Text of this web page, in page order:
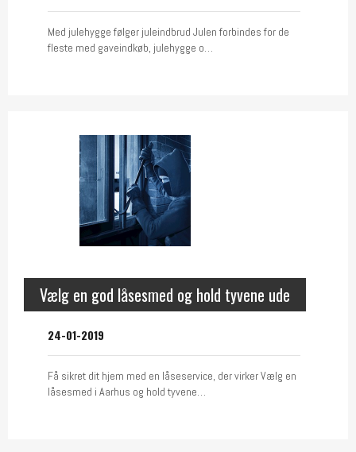
Med julehygge følger juleindbrud Julen forbindes for de
fleste med gaveindkøb, julehygge o…
Vælg en god låsesmed og hold tyvene ude
24-01-2019
Få sikret dit hjem med en låseservice, der virker Vælg en
låsesmed i Aarhus og hold tyvene…